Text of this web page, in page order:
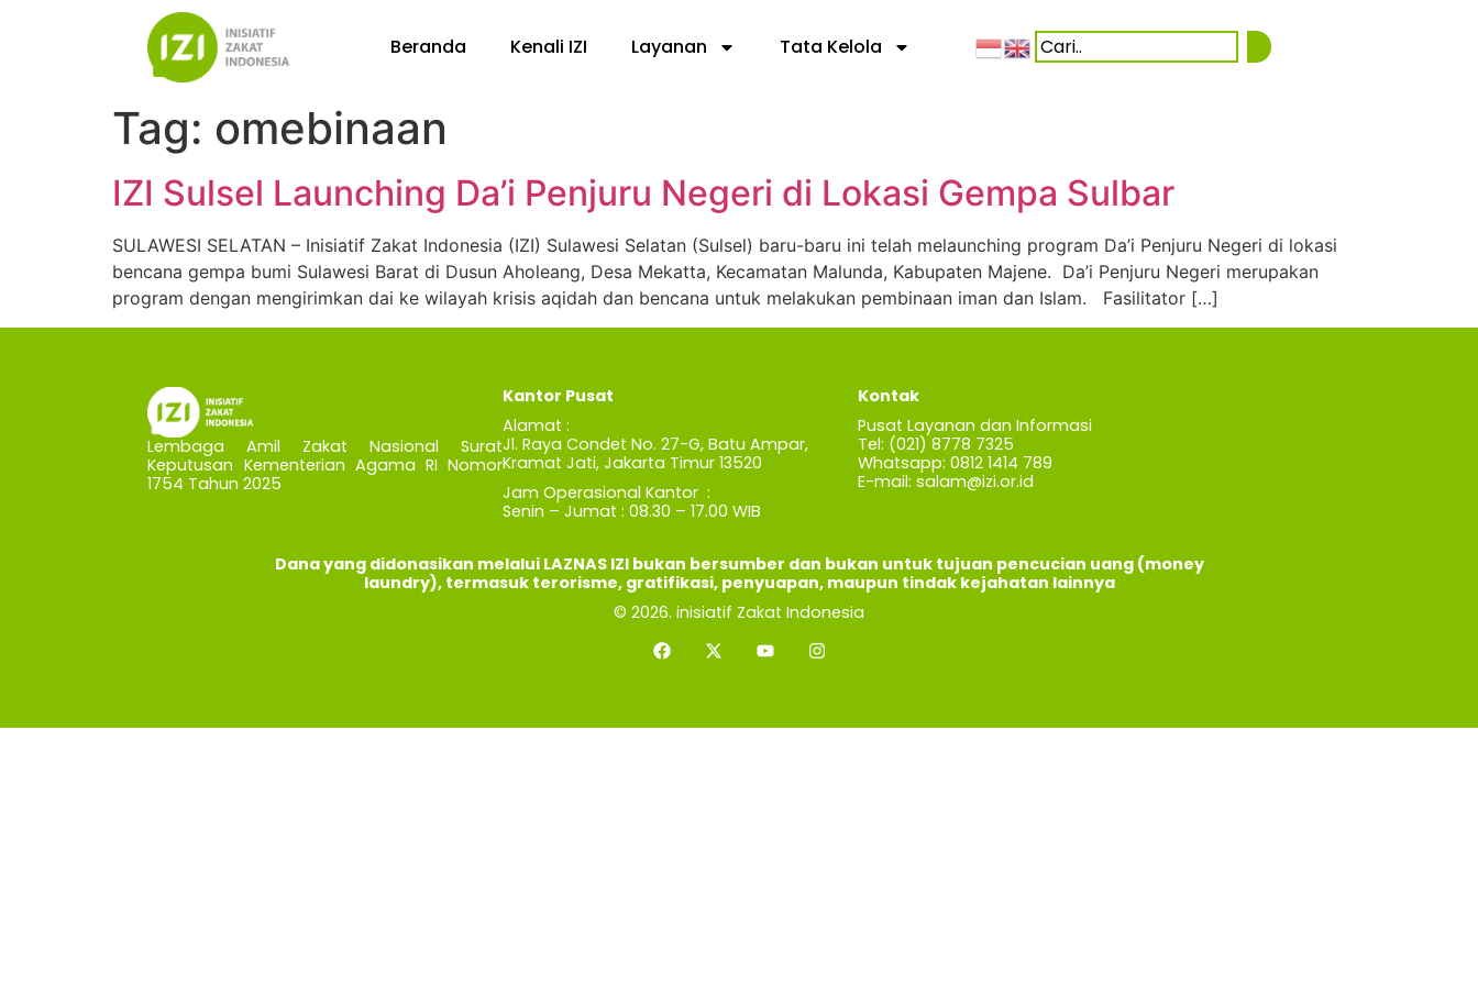
Beranda Kenali IZI Layanan Tata Kelola
Tag: omebinaan
IZI Sulsel Launching Da’i Penjuru Negeri di Lokasi Gempa Sulbar
SULAWESI SELATAN – Inisiatif Zakat Indonesia (IZI) Sulawesi Selatan (Sulsel) baru-baru ini telah melaunching program Da’i Penjuru Negeri di lokasi
bencana gempa bumi Sulawesi Barat di Dusun Aholeang, Desa Mekatta, Kecamatan Malunda, Kabupaten Majene. Da’i Penjuru Negeri merupakan
program dengan mengirimkan dai ke wilayah krisis aqidah dan bencana untuk melakukan pembinaan iman dan Islam. Fasilitator […]
Lembaga Amil Zakat Nasional Surat
Keputusan Kementerian Agama RI Nomor
1754 Tahun 2025
Kantor Pusat
Alamat :
Jl. Raya Condet No. 27-G, Batu Ampar,
Kramat Jati, Jakarta Timur 13520
Jam Operasional Kantor :
Senin – Jumat : 08.30 – 17.00 WIB
Kontak
Pusat Layanan dan Informasi
Tel: (021) 8778 7325
Whatsapp: 0812 1414 789
E-mail: salam@izi.or.id
Dana yang didonasikan melalui LAZNAS IZI bukan bersumber dan bukan untuk tujuan pencucian uang (money
laundry), termasuk terorisme, gratifikasi, penyuapan, maupun tindak kejahatan lainnya
© 2026. inisiatif Zakat Indonesia